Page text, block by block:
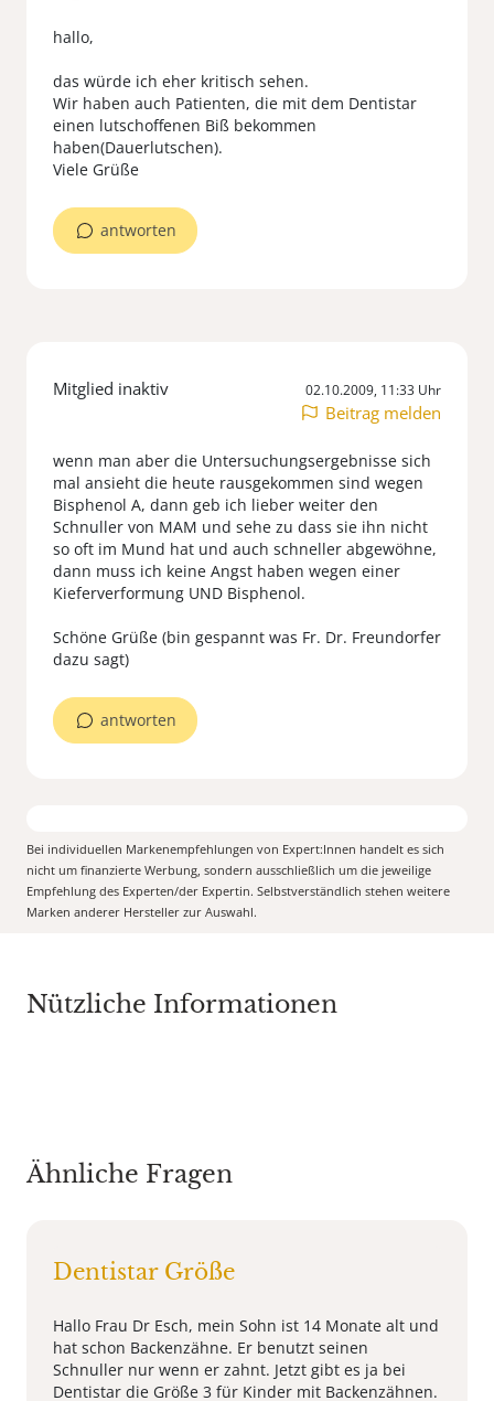
hallo,
das würde ich eher kritisch sehen.
Wir haben auch Patienten, die mit dem Dentistar
einen lutschoffenen Biß bekommen
haben(Dauerlutschen).
Viele Grüße
antworten
Mitglied inaktiv 02.10.2009, 11:33 Uhr
Beitrag melden
wenn man aber die Untersuchungsergebnisse sich
mal ansieht die heute rausgekommen sind wegen
Bisphenol A, dann geb ich lieber weiter den
Schnuller von MAM und sehe zu dass sie ihn nicht
so oft im Mund hat und auch schneller abgewöhne,
dann muss ich keine Angst haben wegen einer
Kieferverformung UND Bisphenol.
Schöne Grüße (bin gespannt was Fr. Dr. Freundorfer
dazu sagt)
antworten
Bei individuellen Markenempfehlungen von Expert:Innen handelt es sich
nicht um finanzierte Werbung, sondern ausschließlich um die jeweilige
Empfehlung des Experten/der Expertin. Selbstverständlich stehen weitere
Marken anderer Hersteller zur Auswahl.
Nützliche Informationen
Ähnliche Fragen
Dentistar Größe
Hallo Frau Dr Esch, mein Sohn ist 14 Monate alt und
hat schon Backenzähne. Er benutzt seinen
Schnuller nur wenn er zahnt. Jetzt gibt es ja bei
Dentistar die Größe 3 für Kinder mit Backenzähnen.